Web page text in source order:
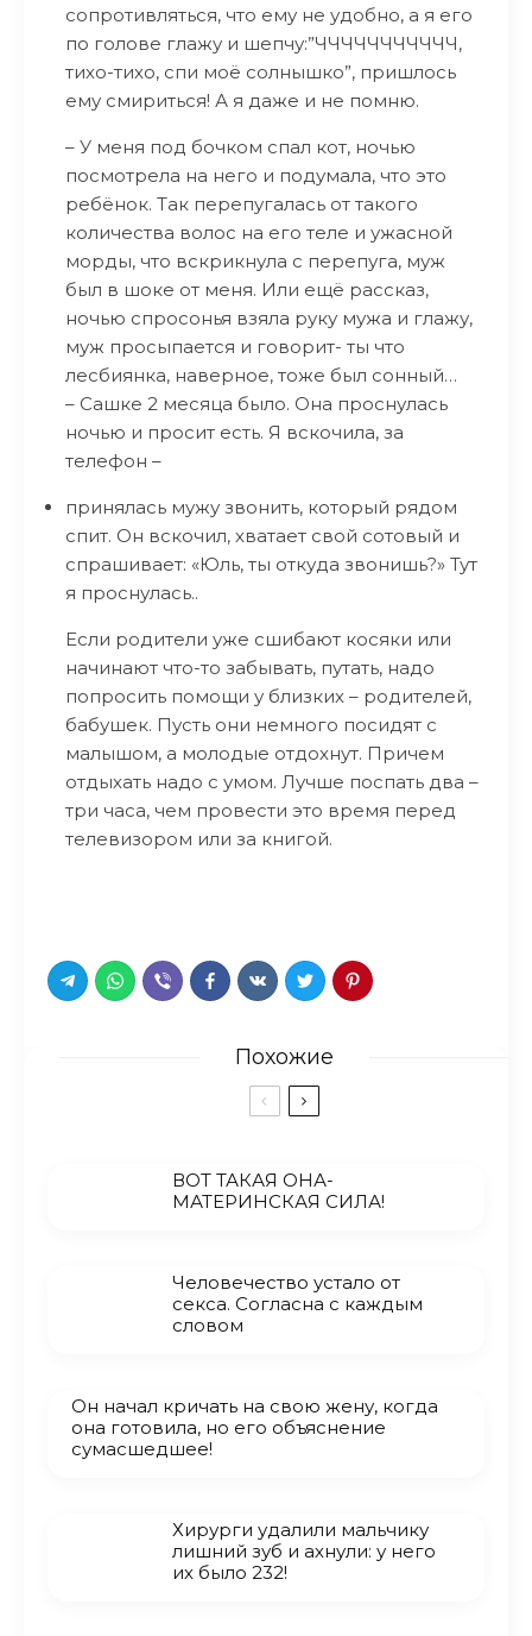
сопротивляться, что ему не удобно, а я его
по голове глажу и шепчу:”ЧЧЧЧЧЧЧЧЧЧЧ,
тихо-тихо, спи моё солнышко”, пришлось
ему смириться! А я даже и не помню.
– У меня под бочком спал кот, ночью
посмотрела на него и подумала, что это
ребёнок. Так перепугалась от такого
количества волос на его теле и ужасной
морды, что вскрикнула с перепуга, муж
был в шоке от меня. Или ещё рассказ,
ночью спросонья взяла руку мужа и глажу,
муж просыпается и говорит- ты что
лесбиянка, наверное, тоже был сонный…
– Сашке 2 месяца было. Она проснулась
ночью и просит есть. Я вскочила, за
телефон –
принялась мужу звонить, который рядом
спит. Он вскочил, хватает свой сотовый и
спрашивает: «Юль, ты откуда звонишь?» Тут
я проснулась..
Если родители уже сшибают косяки или
начинают что-то забывать, путать, надо
попросить помощи у близких – родителей,
бабушек. Пусть они немного посидят с
малышом, а молодые отдохнут. Причем
отдыхать надо с умом. Лучше поспать два –
три часа, чем провести это время перед
телевизором или за книгой.
Похожие
ВОТ ТАКАЯ ОНА-
МАТЕРИНСКАЯ СИЛА!
Человечество устало от
секса. Согласна с каждым
словом
Он начал кричать на свою жену, когда
она готовила, но его объяснение
сумасшедшее!
Хирурги удалили мальчику
лишний зуб и ахнули: у него
их было 232!